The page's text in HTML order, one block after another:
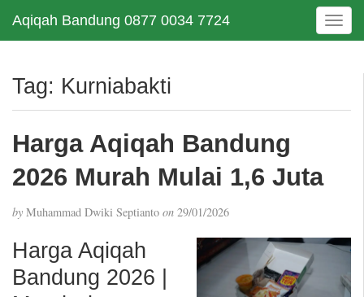
Aqiqah Bandung 0877 0034 7724
T
o
e
t
Tag: Kurniabakti
Harga Aqiqah Bandung
2026 Murah Mulai 1,6 Juta
by Muhammad Dwiki Septianto on 29/01/2026
Harga Aqiqah
Bandung 2026 |